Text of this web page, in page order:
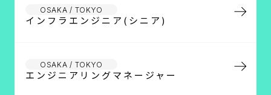
OSAKA / TOKYO
インフラエンジニア(シニア)
OSAKA / TOKYO
エンジニアリングマネージャー